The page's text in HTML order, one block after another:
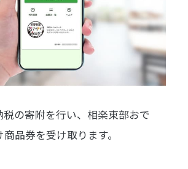
の寄附を行い、 相楽東部おで
商品券を受け取ります。